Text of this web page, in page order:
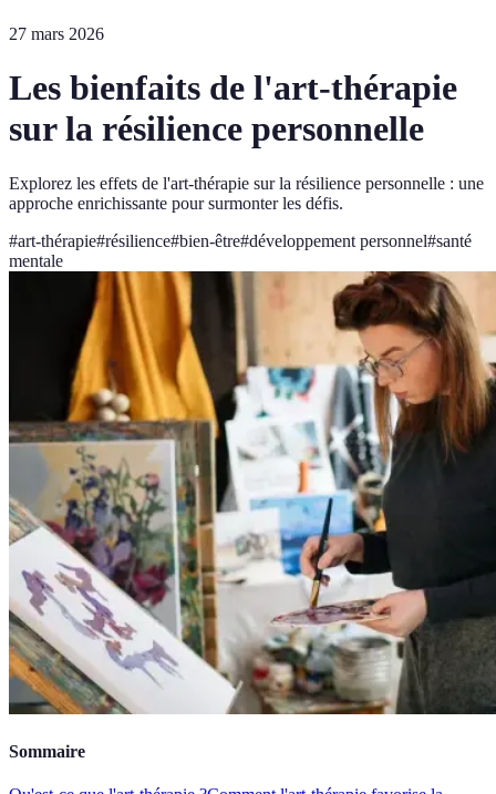
27 mars 2026
Les bienfaits de l'art-thérapie
sur la résilience personnelle
Explorez les effets de l'art-thérapie sur la résilience personnelle : une
approche enrichissante pour surmonter les défis.
#art-thérapie#résilience#bien-être#développement personnel#santé
mentale
Sommaire